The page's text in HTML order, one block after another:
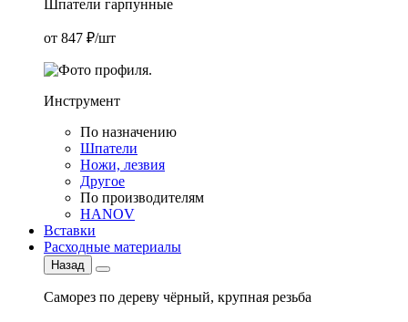
Шпатели гарпунные
от 847 ₽/шт
Инструмент
По назначению
Шпатели
Ножи, лезвия
Другое
По производителям
HANOV
Вставки
Расходные материалы
Назад
Саморез по дереву чёрный, крупная резьба